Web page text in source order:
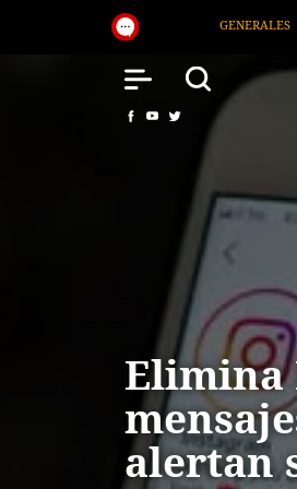
DESTACADOS
Elimina
alertan